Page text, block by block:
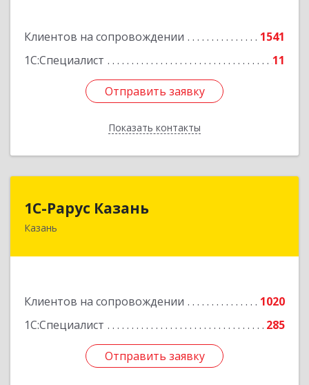
Клиентов на сопровождении
1541
1С:Специалист
11
Отправить заявку
Показать контакты
Подробнее
Отправить заявку
Назад
1С-Рарус Казань
Казань
Клиентов на сопровождении
1020
1С:Специалист
285
Отправить заявку
420088, Татарстан Респ, Казань г, Победы пр-
Отправить заявку